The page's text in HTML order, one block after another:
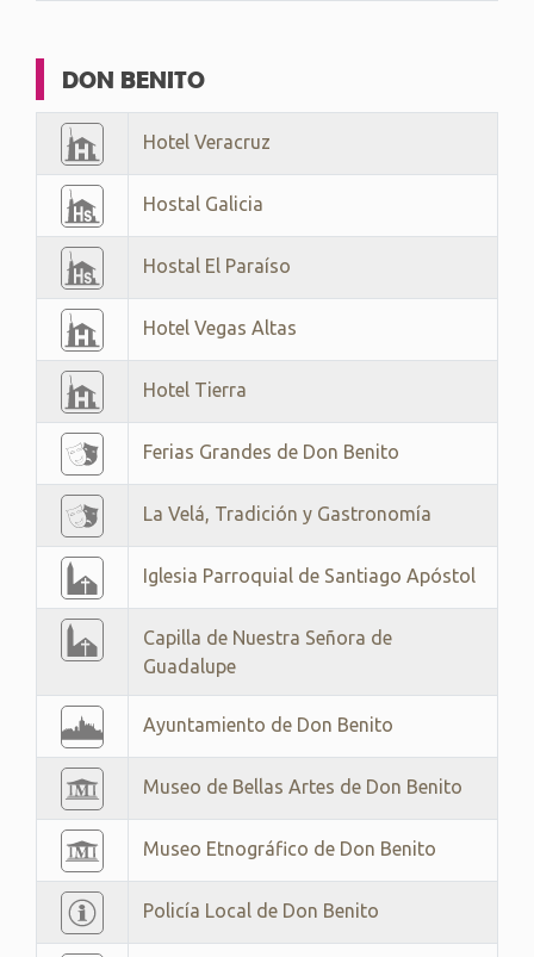
DON BENITO
Hotel Veracruz
Hostal Galicia
Hostal El Paraíso
Hotel Vegas Altas
Hotel Tierra
Ferias Grandes de Don Benito
La Velá, Tradición y Gastronomía
Iglesia Parroquial de Santiago Apóstol
Capilla de Nuestra Señora de
Guadalupe
Ayuntamiento de Don Benito
Museo de Bellas Artes de Don Benito
Museo Etnográfico de Don Benito
Policía Local de Don Benito